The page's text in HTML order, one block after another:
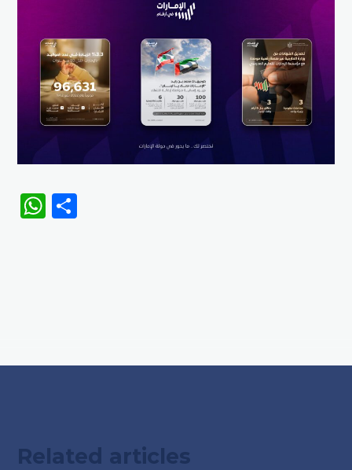
WhatsApp
Related articles